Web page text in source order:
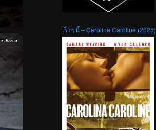
เร็วๆ นี้ – Carolina Caroline (2025)